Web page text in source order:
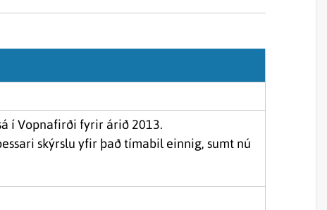
í Vopnafirði fyrir árið 2013.
skýrslu yfir það tímabil einnig, sumt nú